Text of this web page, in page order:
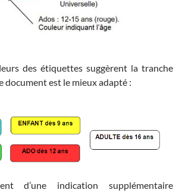
des étiquettes suggèrent la tranche
document est le mieux adapté :
d’une indication supplémentaire